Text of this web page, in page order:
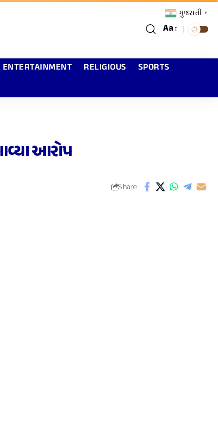
Aa
ENTERTAINMENT RELIGIOUS SPORTS
આરોપ
Share
ગુજરાતી ▼